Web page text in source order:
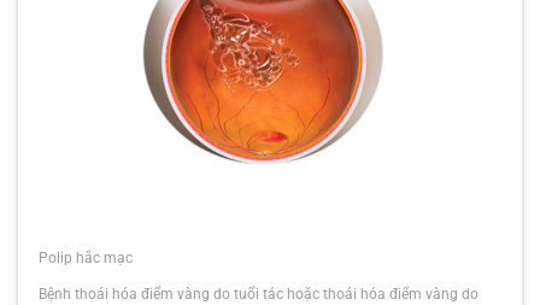
Polip hắc mạc
Bệnh thoái hóa điểm vàng do tuổi tác hoặc thoái hóa điểm vàng do